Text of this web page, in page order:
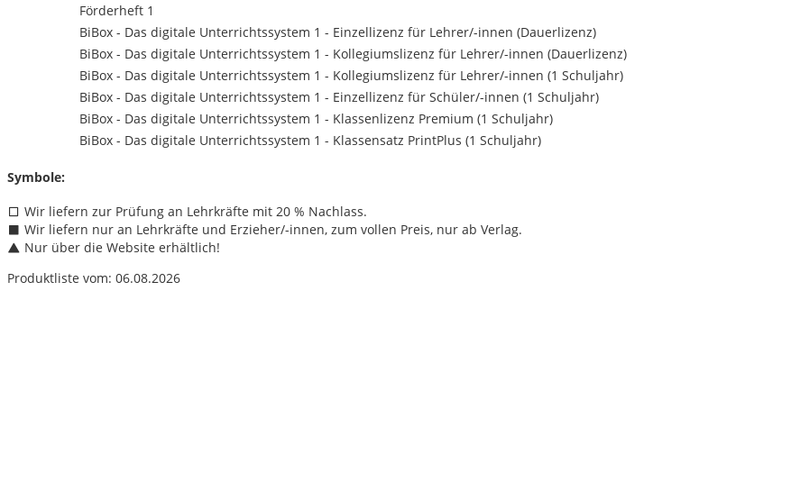
Förderheft 1
BiBox - Das digitale Unterrichtssystem 1 - Einzellizenz für Lehrer/-innen (Dauerlizenz)
BiBox - Das digitale Unterrichtssystem 1 - Kollegiumslizenz für Lehrer/-innen (Dauerlizenz)
BiBox - Das digitale Unterrichtssystem 1 - Kollegiumslizenz für Lehrer/-innen (1 Schuljahr)
BiBox - Das digitale Unterrichtssystem 1 - Einzellizenz für Schüler/-innen (1 Schuljahr)
BiBox - Das digitale Unterrichtssystem 1 - Klassenlizenz Premium (1 Schuljahr)
BiBox - Das digitale Unterrichtssystem 1 - Klassensatz PrintPlus (1 Schuljahr)
Symbole:
Wir liefern zur Prüfung an Lehrkräfte mit 20 % Nachlass.
Wir liefern nur an Lehrkräfte und Erzieher/-innen, zum vollen Preis, nur ab Verlag.
Nur über die Website erhältlich!
Produktliste vom: 06.08.2026